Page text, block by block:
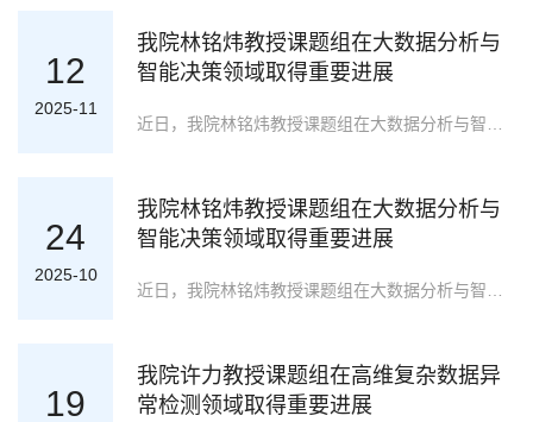
12
2025-11
我院林铭炜教授课题组在大数据分析与
智能决策领域取得重要进展
24
2025-10
我院林铭炜教授课题组在大数据分析与
智能决策领域取得重要进展
19
我院许力教授课题组在高维复杂数据异
常检测领域取得重要进展